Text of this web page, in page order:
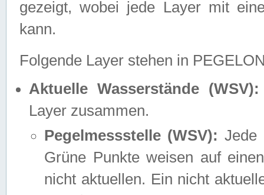
gezeigt, wobei jede Layer mit
kann.
Folgende Layer stehen in
Aktuelle Wasserstände (WSV):
Layer zusammen.
Pegelmessstelle (WSV): Jede
Grüne Punkte weisen auf
nicht aktuellen. Ein nicht